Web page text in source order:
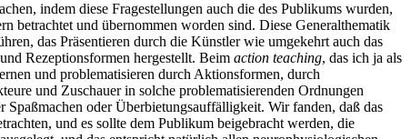
indem diese Fragestellungen auch die des Publikums wurden,
betrachtet und übernommen worden sind. Diese Generalthematik
das Präsentieren durch die Künstler wie umgekehrt auch das
Rezeptionsformen hergestellt. Beim action teaching, das ich ja als
und problematisieren durch Aktionsformen, durch
und Zuschauer in solche problematisierenden Ordnungen
oder Überbietungsauffälligkeit. Wir fanden, daß das
und es sollte dem Publikum beigebracht werden, die